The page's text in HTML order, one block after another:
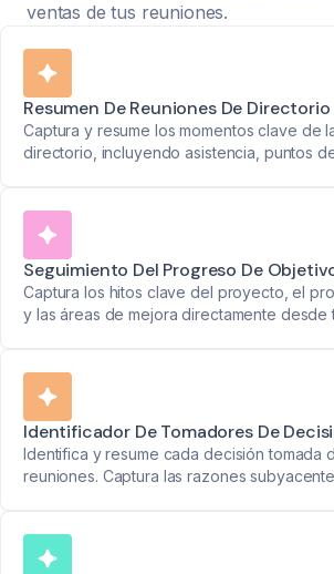
ventas de tus reuniones.
Resumen De Reuniones De Directorio
Captura y resume los momentos clave de
directorio, incluyendo asistencia, puntos
Seguimiento Del Progreso De
Captura los hitos clave del proyecto, el
y las áreas de mejora directamente desde
Identificador De Tomadores De
Identifica y resume cada decisión tomada
reuniones. Captura las razones